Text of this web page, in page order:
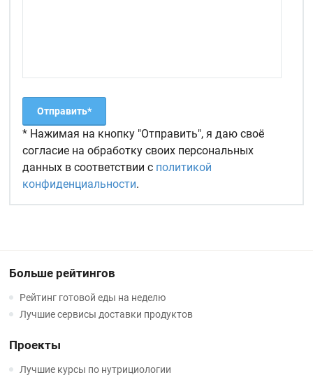
* Нажимая на кнопку "Отправить", я даю своё
согласие на обработку своих персональных
данных в соответствии с политикой
конфиденциальности.
Больше рейтингов
Рейтинг готовой еды на неделю
Лучшие сервисы доставки продуктов
Проекты
Лучшие курсы по нутрициологии